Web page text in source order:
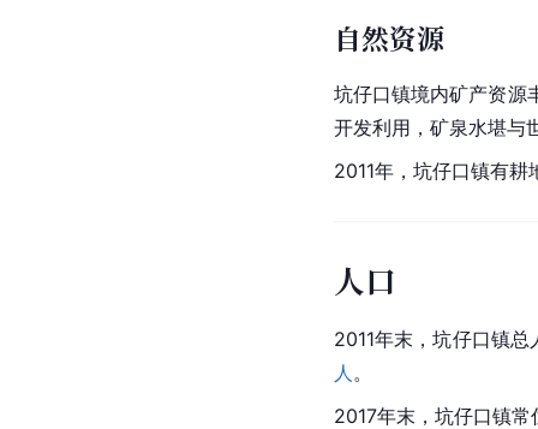
自然资源
坑仔口镇境内矿产资源
开发利用，矿泉水堪与
2011年，坑仔口镇有
人口
2011年末，坑仔口镇
人。
2017年末，坑仔口镇常